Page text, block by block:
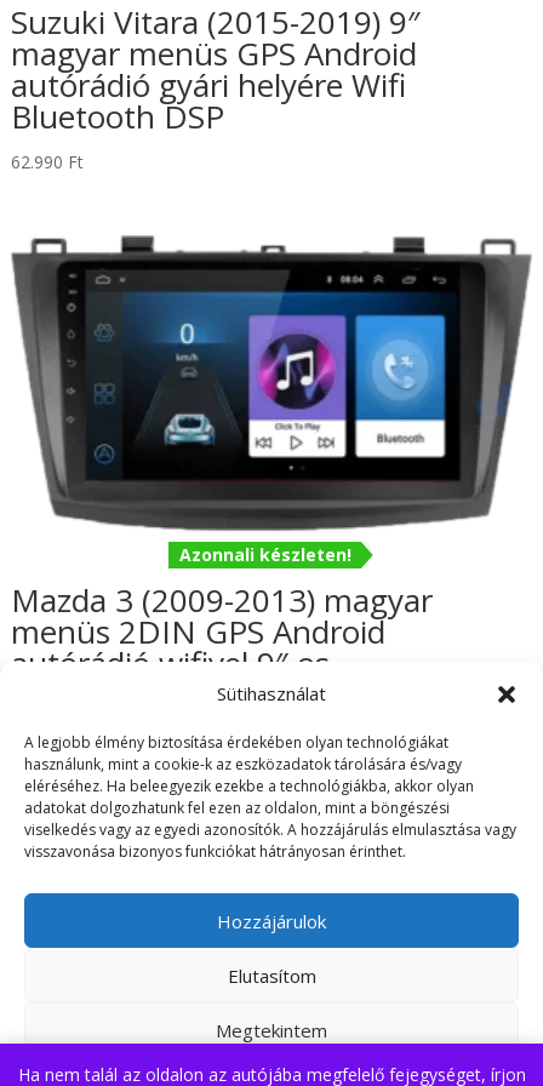
Sütihasználat
A legjobb élmény biztosítása érdekében olyan technológiákat
használunk, mint a cookie-k az eszközadatok tárolására és/vagy
eléréséhez. Ha beleegyezik ezekbe a technológiákba, akkor olyan
adatokat dolgozhatunk fel ezen az oldalon, mint a böngészési
viselkedés vagy az egyedi azonosítók. A hozzájárulás elmulasztása vagy
visszavonása bizonyos funkciókat hátrányosan érinthet.
Hozzájárulok
Elutasítom
Megtekintem
Ha nem talál az oldalon az autójába megfelelő fejegységet, írjon
Suzuki Vitara (2015-2019) 9″
magyar menüs GPS Android
autórádió gyári helyére Wifi
Bluetooth DSP
62.990 Ft
Azonnali készleten!
Mazda 3 (2009-2013) magyar
menüs 2DIN GPS Android
autórádió wifivel 9″-os
érintőképernyős
62.990Ft
ÁSZF
Adatvédelmi irányelvek
Visszaküldés/Garancia
Szállítási információk
Árukereső.hu